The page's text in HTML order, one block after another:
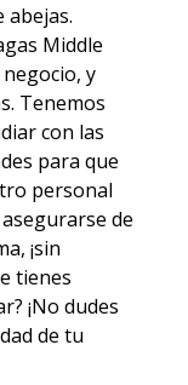
abejas.
Middle
y
Tenemos
con las
para que
personal
de
¡sin
tienes
¡No dudes
de tu